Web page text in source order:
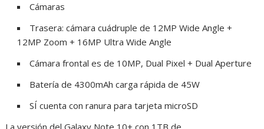
Cámaras
Trasera: cámara cuádruple de 12MP Wide Angle +
12MP Zoom + 16MP Ultra Wide Angle
Cámara frontal es de 10MP, Dual Pixel + Dual Aperture
Batería de 4300mAh carga rápida de 45W
SÍ cuenta con ranura para tarjeta microSD
La versión del Galaxy Note 10+ con 1TB de